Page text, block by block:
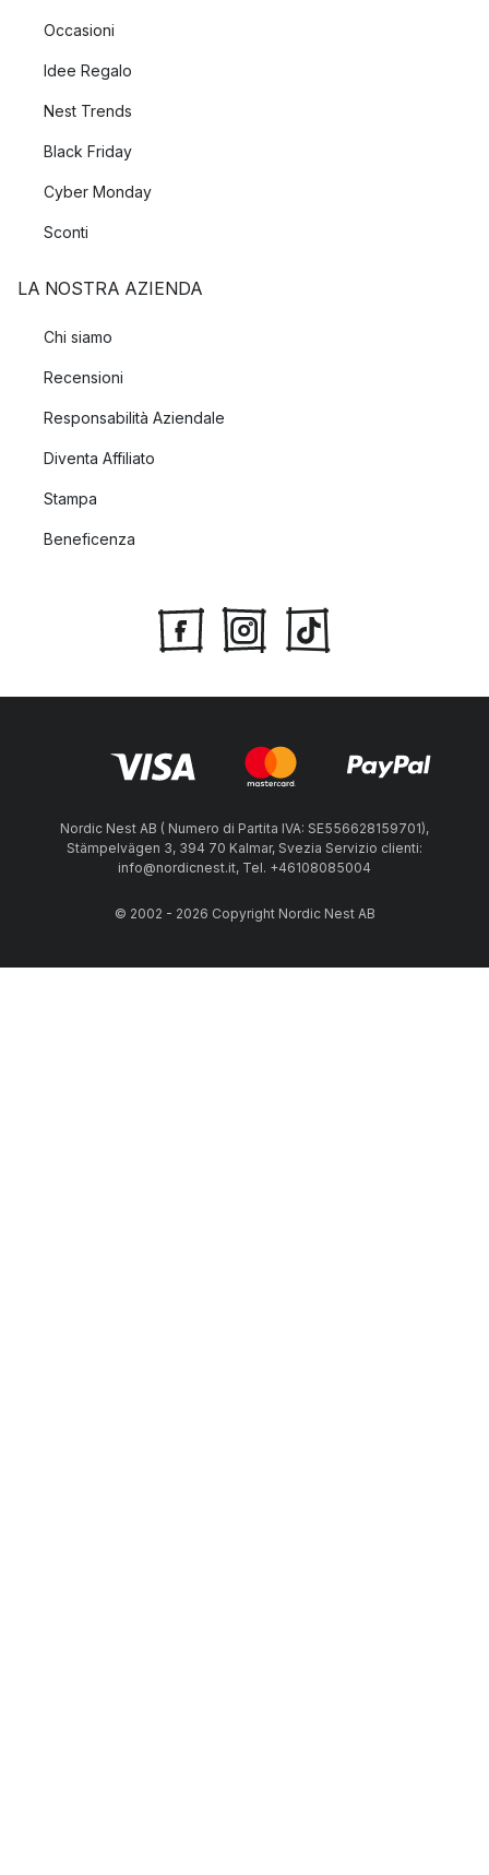
Occasioni
Idee Regalo
Nest Trends
Black Friday
Cyber Monday
Sconti
LA NOSTRA AZIENDA
Chi siamo
Recensioni
Responsabilità Aziendale
Diventa Affiliato
Stampa
Beneficenza
Nordic Nest AB ( Numero di Partita IVA: SE556628159701),
Stämpelvägen 3, 394 70 Kalmar, Svezia Servizio clienti:
info@nordicnest.it, Tel. +46108085004
© 2002 - 2026 Copyright Nordic Nest AB